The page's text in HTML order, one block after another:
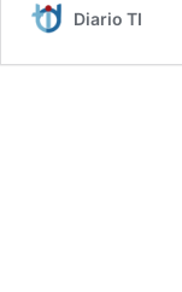
Diario TI